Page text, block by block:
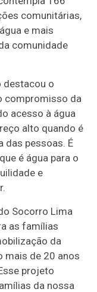
comunitárias,
e mais
comunidade
destacou o
compromisso da
acesso à água
alto quando é
das pessoas. É
é água para o
e
Socorro Lima
as famílias
da
mais de 20 anos
projeto
da nossa